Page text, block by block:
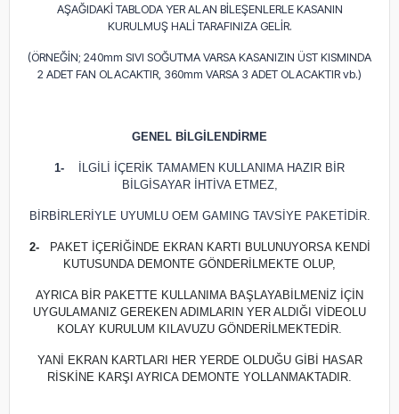
AŞAĞIDAKİ TABLODA YER ALAN BİLEŞENLERLE KASANIN
KURULMUŞ HALİ TARAFINIZA GELİR.
(ÖRNEĞİN; 240mm SIVI SOĞUTMA VARSA KASANIZIN ÜST KISMINDA
2 ADET FAN OLACAKTIR, 360mm VARSA 3 ADET OLACAKTIR vb.)
GENEL BİLGİLENDİRME
1-
İLGİLİ İÇERİK TAMAMEN KULLANIMA HAZIR BİR
BİLGİSAYAR İHTİVA ETMEZ,
BİRBİRLERİYLE UYUMLU OEM GAMING TAVSİYE PAKETİDİR.
2-
PAKET İÇERİĞİNDE EKRAN KARTI BULUNUYORSA KENDİ
KUTUSUNDA DEMONTE GÖNDERİLMEKTE OLUP,
AYRICA BİR PAKETTE KULLANIMA BAŞLAYABİLMENİZ İÇİN
UYGULAMANIZ GEREKEN ADIMLARIN YER ALDIĞI VİDEOLU
KOLAY KURULUM KILAVUZU GÖNDERİLMEKTEDİR.
YANİ EKRAN KARTLARI HER YERDE OLDUĞU GİBİ HASAR
RİSKİNE KARŞI AYRICA DEMONTE YOLLANMAKTADIR.